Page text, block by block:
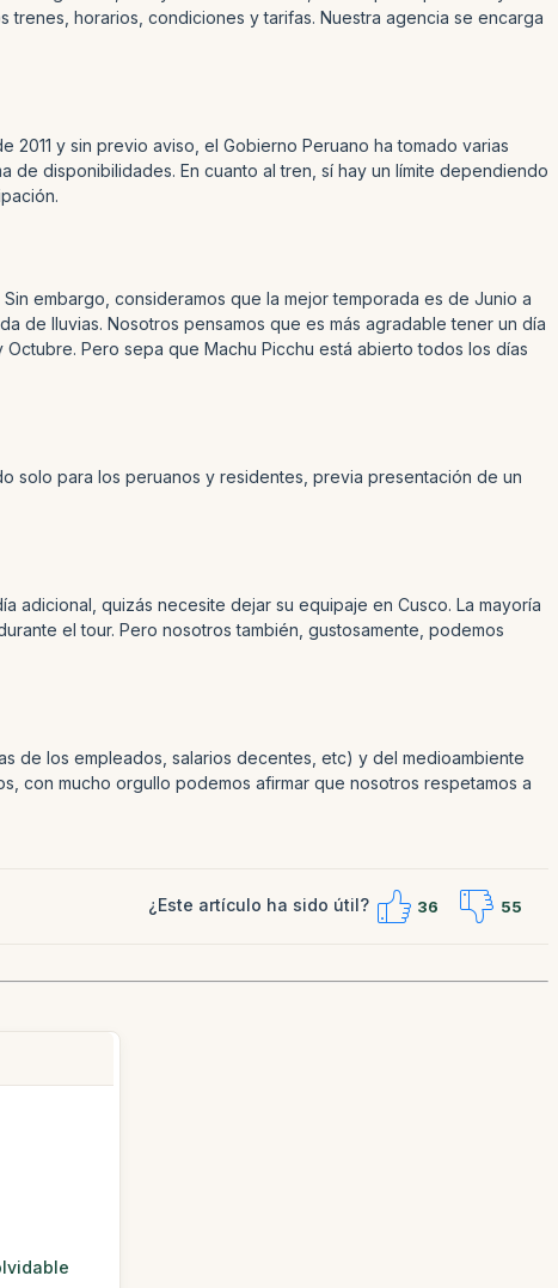
trenes, horarios, condiciones y tarifas. Nuestra agencia se encarga
2011 y sin previo aviso, el Gobierno Peruano ha tomado varias
de disponibilidades. En cuanto al tren, sí hay un límite dependiendo
embargo, consideramos que la mejor temporada es de Junio a
de lluvias. Nosotros pensamos que es más agradable tener un día
Pero sepa que Machu Picchu está abierto todos los días
solo para los peruanos y residentes, previa presentación de un
adicional, quizás necesite dejar su equipaje en Cusco. La mayoría
el tour. Pero nosotros también, gustosamente, podemos
de los empleados, salarios decentes, etc) y del medioambiente
con mucho orgullo podemos afirmar que nosotros respetamos a
¿Este artículo ha sido útil? 36 55